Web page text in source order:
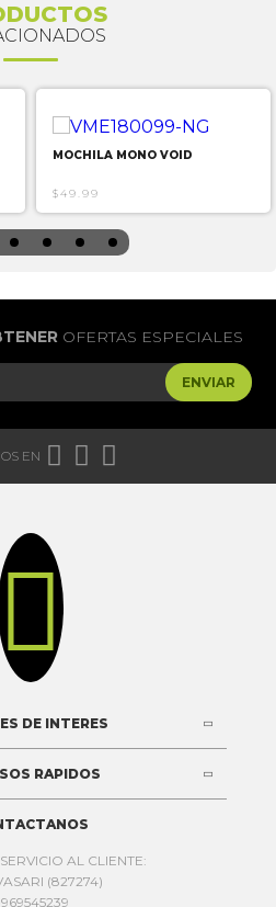
MOCHILA MONO VOID
$49.99
OFERTAS ESPECIALES
ENVIAR
EN   
DE INTERES
RAPIDOS
SERVICIO AL CLIENTE:
(827274)